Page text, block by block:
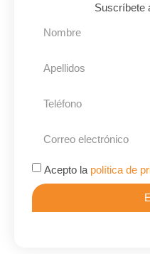
Suscríbete
Acepto la política de